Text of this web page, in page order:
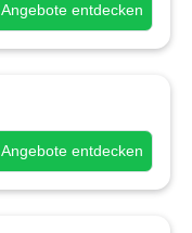
Angebote entdecken
Angebote entdecken